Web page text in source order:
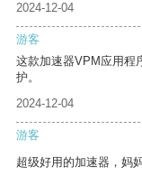
2024-12-04
游客
这款加速器VPM应用程
护。
2024-12-04
游客
超级好用的加速器，妈